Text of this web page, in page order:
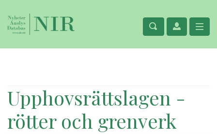
Upphovsrättslagen -
rötter och grenverk